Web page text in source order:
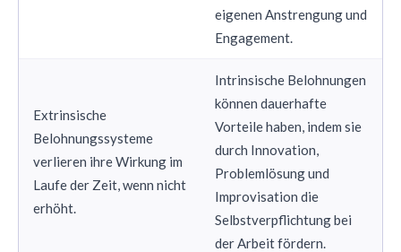
eigenen Anstrengung und
Engagement.
Extrinsische
Belohnungssysteme
verlieren ihre Wirkung im
Laufe der Zeit, wenn nicht
erhöht.
Intrinsische Belohnungen
können dauerhafte
Vorteile haben, indem sie
durch Innovation,
Problemlösung und
Improvisation die
Selbstverpflichtung bei
der Arbeit fördern.